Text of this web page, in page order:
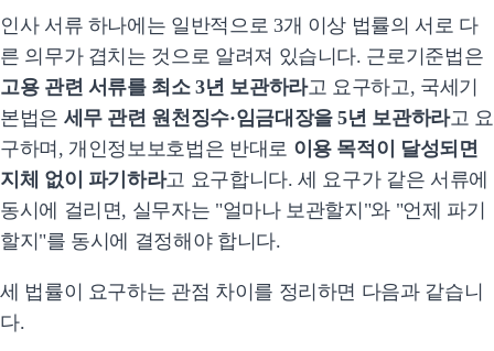
인사 서류 하나에는 일반적으로 3개 이상 법률의 서로 다
른 의무가 겹치는 것으로 알려져 있습니다. 근로기준법은
고용 관련 서류를 최소 3년 보관하라고 요구하고, 국세기
본법은 세무 관련 원천징수·임금대장을 5년 보관하라고 요
구하며, 개인정보보호법은 반대로 이용 목적이 달성되면
지체 없이 파기하라고 요구합니다. 세 요구가 같은 서류에
동시에 걸리면, 실무자는 "얼마나 보관할지"와 "언제 파기
할지"를 동시에 결정해야 합니다.
세 법률이 요구하는 관점 차이를 정리하면 다음과 같습니
다.